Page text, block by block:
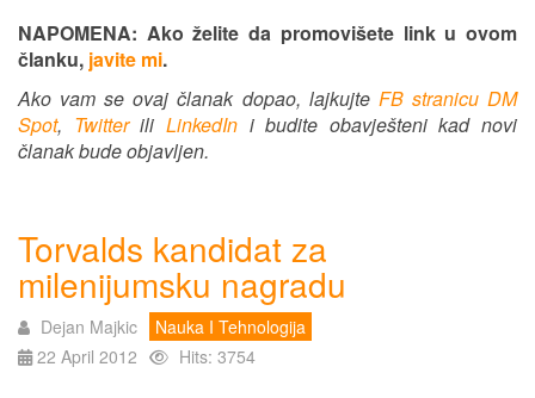
NAPOMENA: Ako želite da promovišete link u ovom
članku, javite mi.
Ako vam se ovaj članak dopao, lajkujte FB stranicu DM
Spot, Twitterili LinkedIni budite obavješteni kad novi
članak bude objavljen.
Torvalds kandidat za
milenijumsku nagradu
Dejan Majkic
Nauka I Tehnologija
22 April 2012
Hits: 3754